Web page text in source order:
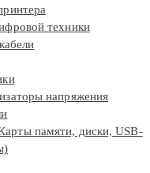
техники
напряжения
памяти, диски, USB-